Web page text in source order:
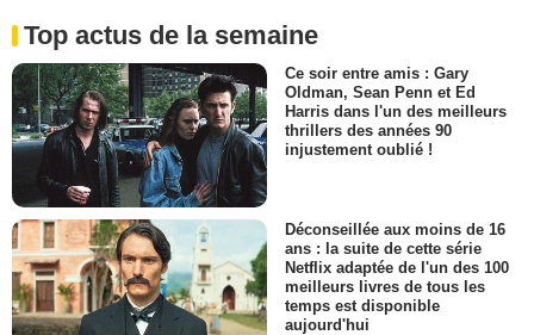
Top actus de la semaine
Ce soir entre amis : Gary
Oldman, Sean Penn et Ed
Harris dans l'un des meilleurs
thrillers des années 90
injustement oublié !
Déconseillée aux moins de 16
ans : la suite de cette série
Netflix adaptée de l'un des 100
meilleurs livres de tous les
temps est disponible
aujourd'hui